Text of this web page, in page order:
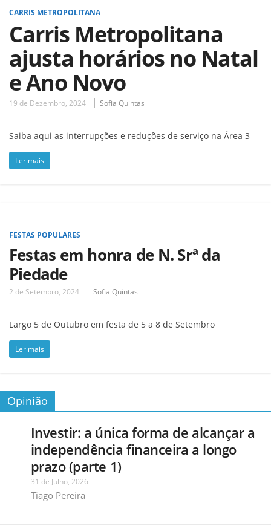
CARRIS METROPOLITANA
Carris Metropolitana
ajusta horários no Natal
e Ano Novo
19 de Dezembro, 2024 Sofia Quintas
Saiba aqui as interrupções e reduções de serviço na Área 3
Ler mais
FESTAS POPULARES
Festas em honra de N. Srª da
Piedade
2 de Setembro, 2024 Sofia Quintas
Largo 5 de Outubro em festa de 5 a 8 de Setembro
Ler mais
Opinião
Investir: a única forma de alcançar a
independência financeira a longo
prazo (parte 1)
31 de Julho, 2026
Tiago Pereira